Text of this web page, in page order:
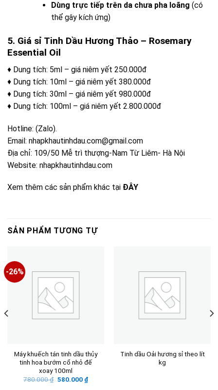
Dùng trực tiếp trên da chưa pha loãng (có
thể gây kích ứng)
5. Giá sỉ Tinh Dầu Hương Thảo – Rosemary
Essential Oil
♦ Dung tích: 5ml – giá niêm yết 250.000đ
♦ Dung tích: 10ml – giá niêm yết 380.000đ
♦ Dung tích: 30ml – giá niêm yết 980.000đ
♦ Dung tích: 100ml – giá niêm yết 2.800.000đ
Hotline: (Zalo).
Email: nhapkhautinhdau.com@gmail.com
Địa chỉ: 109/50 Mễ trì thượng-Nam Từ Liêm- Hà Nội
Website: nhapkhautinhdau.com
Xem thêm các sản phẩm khác tại ĐÂY
SẢN PHẨM TƯƠNG TỰ
-26%
Máy khuếch tán tinh dầu thủy
tinh hoa bướm cổ nhỏ đế
xoay 100ml
780.000₫ Giá
580.000 ₫Giá
hiện
Tinh dầu Oải hương sỉ theo lít
kg